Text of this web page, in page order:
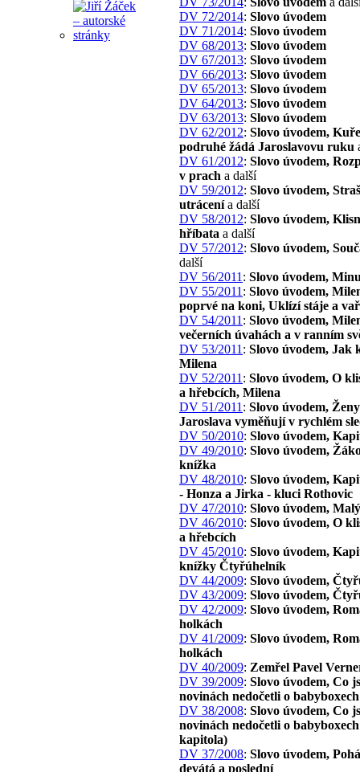
DV 72/2014: Slovo úvodem
DV 71/2014: Slovo úvodem
DV 68/2013: Slovo úvodem
DV 67/2013: Slovo úvodem
DV 66/2013: Slovo úvodem
DV 65/2013: Slovo úvodem
DV 64/2013: Slovo úvodem
DV 63/2013: Slovo úvodem
DV 62/2012: Slovo úvodem,
podruhé žádá Jaroslavovu ruku
DV 61/2012: Slovo úvodem,
v prach a další
DV 59/2012: Slovo úvodem,
utrácenía další
DV 58/2012: Slovo úvodem,
hříbata a další
DV 57/2012: Slovo úvodem,
další
DV 56/2011 : Slovo úvodem,
DV 55/2011 : Slovo úvodem,
poprvé na koni, Uklízí stáje a
DV 54/2011 : Slovo úvodem,
večerních úvahách a v ranním
DV 53/2011 : Slovo úvodem, Jak
Milena
DV 52/2011 : Slovo úvodem, O
a hřebcích, Milena
DV 51/2011 : Slovo úvodem,
Jaroslava vyměňují v rychlém
DV 50/2010: Slovo úvodem,
DV 49/2010: Slovo úvodem,
knížka
DV 48/2010: Slovo úvodem,
- Honza a Jirka - kluci Rothovic
DV 47/2010: Slovo úvodem,
DV 46/2010: Slovo úvodem, O
a hřebcích
DV 45/2010: Slovo úvodem,
knížky Čtyřúhelník
DV 44/2009: Slovo úvodem,
DV 43/2009: Slovo úvodem,
DV 42/2009: Slovo úvodem,
holkách
DV 41/2009: Slovo úvodem,
holkách
DV 40/2009: Zemřel Pavel
DV 39/2009: Slovo úvodem, Co
novinách nedočetli o babyboxech
DV 38/2008: Slovo úvodem, Co
novinách nedočetli o
kapitola)
DV 37/2008: Slovo úvodem,
devátá a poslední